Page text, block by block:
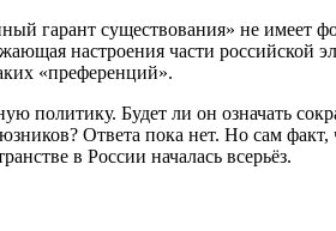
гарант существования» не
настроения части российской
«преференций».
политику. Будет ли он означать
Ответа пока нет. Но сам
в России началась всерьёз.